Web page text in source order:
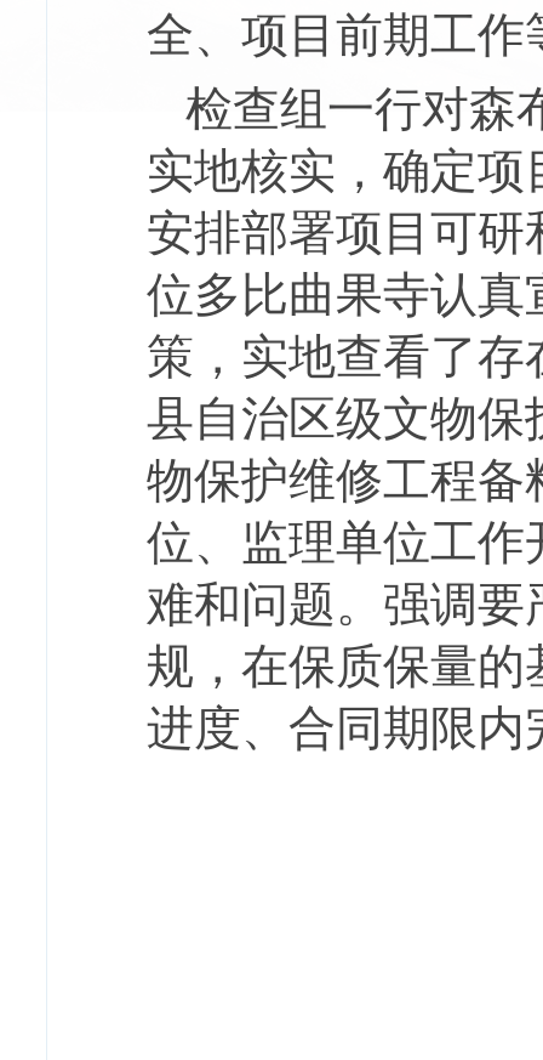
全、项目前期工
检查组一行对森
实地核实，确定
安排部署项目可
位多比曲果寺认
策，实地查看了
县自治区级文物
物保护维修工程
位、监理单位工
难和问题。强调
规，在保质保量
进度、合同期限